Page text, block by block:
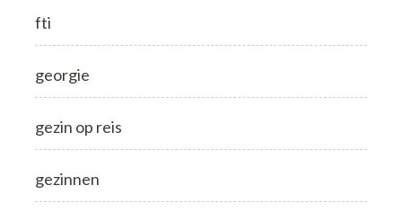
fti
georgie
gezin op reis
gezinnen